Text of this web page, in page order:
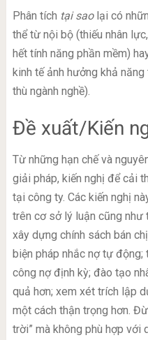
Phân tích tại saolại có
thể từ nội bộ (thiếu nhân
hết tính năng phần mềm)
kinh tế ảnh hưởng khả
thù ngành nghề).
Đề xuất/Kiến
Từ những hạn chế và
giải pháp, kiến nghị để cải
tại công ty. Các kiến nghị
trên cơ sở lý luận cũng
xây dựng chính sách bán
biện pháp nhắc nợ tự
công nợ định kỳ; đào tạo
quả hơn; xem xét trích lập
một cách thận trọng hơn.
trời” mà không phù hợp với